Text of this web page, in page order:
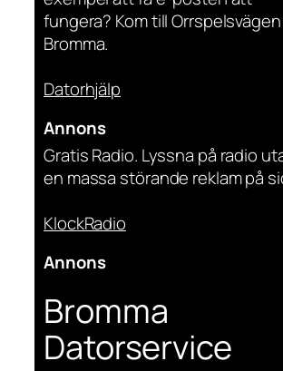
fungera? Kom till Orrspelsvägen
Bromma.
Datorhjälp
Annons
Gratis Radio. Lyssna på radio
en massa störande reklam på
KlockRadio
Annons
Bromma
Datorservice